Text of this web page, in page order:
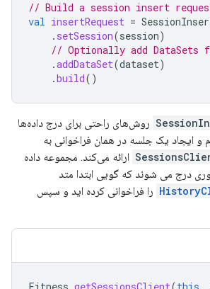
// Build a session insert
val insertRequest =
. setSession(session)
// Optionally add DataSets
.addDataSet(dataset)
.build()
روش‌های راحتی برای درج داده‌ها
و ایجاد یک جلسه در همان فراخوانی به
ارائه می‌کند. مجموعه داده
درج می شوند که گویی ابتدا متد
را فراخوانی کرده اید و سپس